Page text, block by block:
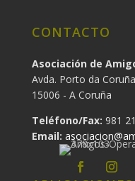
CONTACTO
Asociación de
Avda. Porto da
15006 - A Coruña
Teléfono/Fax: 981
Email: